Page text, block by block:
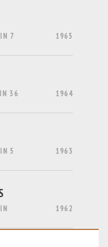
7 1965
36 1964
5 1963
1962